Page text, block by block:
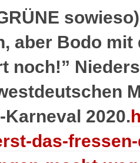
aber Bodo
noch!”
Karneval 2020.
das-